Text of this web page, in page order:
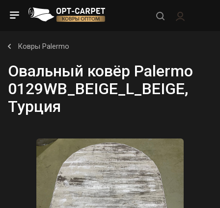
Ковры Palermo
Овальный ковёр Palermo
0129WB_BEIGE_L_BEIGE,
Турция